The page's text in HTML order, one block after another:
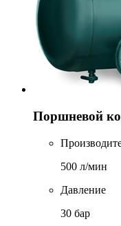
Поршневой
500 л/мин
Давление
30 бар